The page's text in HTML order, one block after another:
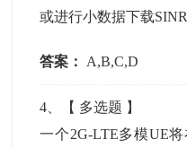
或进行小数据下载
答案： A,B,C,D
4 、【 多选题 】
一个2G-LTE多模UE